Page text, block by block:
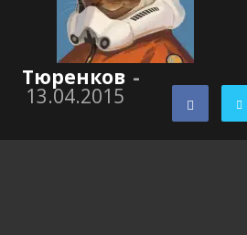
Тюренков -
13.04.2015